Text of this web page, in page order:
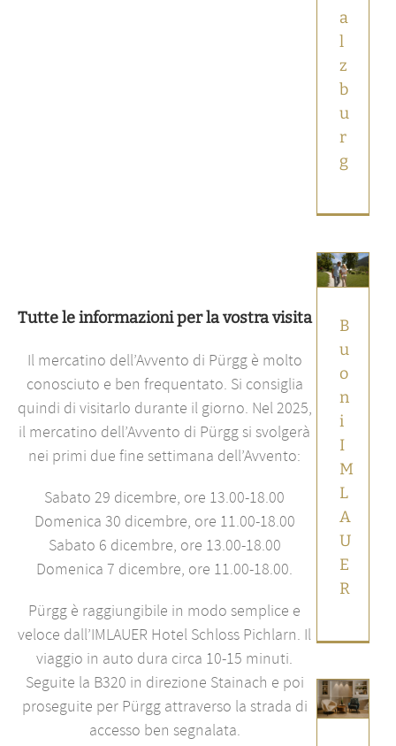
Tutte le informazioni per la vostra visita
Il mercatino dell’Avvento di Pürgg è molto
conosciuto e ben frequentato. Si consiglia
quindi di visitarlo durante il giorno. Nel 2025,
il mercatino dell’Avvento di Pürgg si svolgerà
nei primi due fine settimana dell’Avvento:
Sabato 29 dicembre, ore 13.00-18.00
Domenica 30 dicembre, ore 11.00-18.00
Sabato 6 dicembre, ore 13.00-18.00
Domenica 7 dicembre, ore 11.00-18.00.
Pürgg è raggiungibile in modo semplice e
veloce dall’IMLAUER Hotel Schloss Pichlarn. Il
viaggio in auto dura circa 10-15 minuti.
Seguite la B320 in direzione Stainach e poi
proseguite per Pürgg attraverso la strada di
accesso ben segnalata.
a
l
z
b
u
r
g
Momenti
principali
B
u
o
n
i
I
M
L
A
U
E
R
400
anni
di
ospitalità